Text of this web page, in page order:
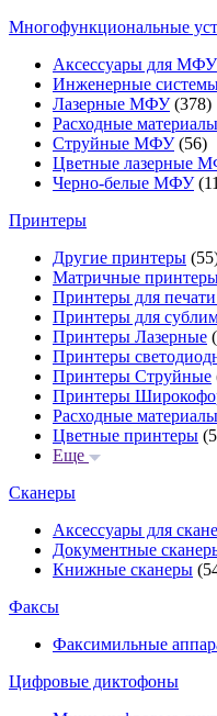
Многофункциональные
Аксессуары для МФУ
Инженерные
Лазерные МФУ(378)
Расходные
Струйные МФУ(56)
Цветные лазерные
Черно-белые МФУ
Принтеры
Другие принтеры
Матричные
Принтеры для печати
Принтеры для
Принтеры Лазерные
Принтеры
Принтеры Струйные
Принтеры
Расходные
Цветные принтеры
Еще
Сканеры
Аксессуары для
Документные
Книжные сканеры
Факсы
Факсимильные
Цифровые диктофоны